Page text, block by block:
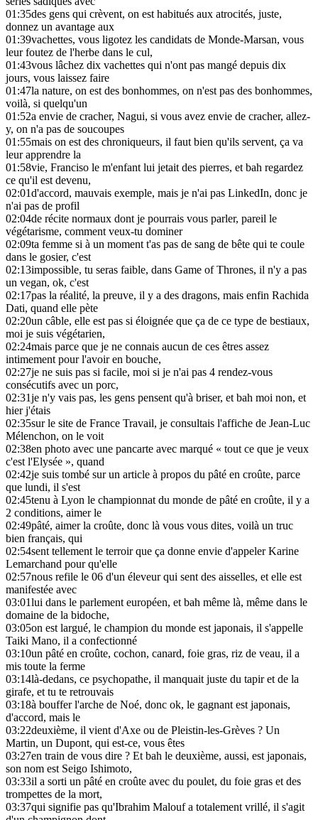
01:35des gens qui crèvent, on est habitués aux atrocités, juste,
donnez un avantage aux
01:39vachettes, vous ligotez les candidats de Monde-Marsan, vous
leur foutez de l'herbe dans le cul,
01:43vous lâchez dix vachettes qui n'ont pas mangé depuis dix
jours, vous laissez faire
01:47la nature, on est des bonhommes, on n'est pas des bonhommes,
voilà, si quelqu'un
01:52a envie de cracher, Nagui, si vous avez envie de cracher, allez-
y, on n'a pas de soucoupes
01:55mais on est des chroniqueurs, il faut bien qu'ils servent, ça va
leur apprendre la
01:58vie, Franciso le m'enfant lui jetait des pierres, et bah regardez
ce qu'il est devenu,
02:01d'accord, mauvais exemple, mais je n'ai pas LinkedIn, donc je
n'ai pas de profil
02:04de récite normaux dont je pourrais vous parler, pareil le
végétarisme, comment veux-tu dominer
02:09ta femme si à un moment t'as pas de sang de bête qui te coule
dans le gosier, c'est
02:13impossible, tu seras faible, dans Game of Thrones, il n'y a pas
un vegan, ok, c'est
02:17pas la réalité, la preuve, il y a des dragons, mais enfin Rachida
Dati, quand elle pète
02:20un câble, elle est pas si éloignée que ça de ce type de bestiaux,
moi je suis végétarien,
02:24mais parce que je ne connais aucun de ces êtres assez
intimement pour l'avoir en bouche,
02:27je ne suis pas si facile, moi si je n'ai pas 4 rendez-vous
consécutifs avec un porc,
02:31je n'y vais pas, les gens pensent qu'à briser, et bah moi non, et
hier j'étais
02:35sur le site de France Travail, je consultais l'affiche de Jean-Luc
Mélenchon, on le voit
02:38en photo avec une pancarte avec marqué « tout ce que je veux
c'est l'Elysée », quand
02:42je suis tombé sur un article à propos du pâté en croûte, parce
que lundi, il s'est
02:45tenu à Lyon le championnat du monde de pâté en croûte, il y a
2 conditions, aimer le
02:49pâté, aimer la croûte, donc là vous vous dites, voilà un truc
bien français, qui
02:54sent tellement le terroir que ça donne envie d'appeler Karine
Lemarchand pour qu'elle
02:57nous refile le 06 d'un éleveur qui sent des aisselles, et elle est
manifestée avec
03:01lui dans le parlement européen, et bah même là, même dans le
domaine de la bidoche,
03:05on est largué, le champion du monde est japonais, il s'appelle
Taiki Mano, il a confectionné
03:10un pâté en croûte, cochon, canard, foie gras, riz de veau, il a
mis toute la ferme
03:14là-dedans, ce psychopathe, il manquait juste du tapir et de la
girafe, et tu te retrouvais
03:18à bouffer l'arche de Noé, donc ok, le gagnant est japonais,
d'accord, mais le
03:22deuxième, il vient d'Axe ou de Pleistin-les-Grèves ? Un
Martin, un Dupont, qui est-ce, vous êtes
03:27en train de vous dire ? Et bah le deuxième, aussi, est japonais,
son nom est Seigo Ishimoto,
03:33il a sorti un pâté en croûte avec du poulet, du foie gras et des
trompettes de la mort,
03:37qui signifie pas qu'Ibrahim Malouf a totalement vrillé, il s'agit